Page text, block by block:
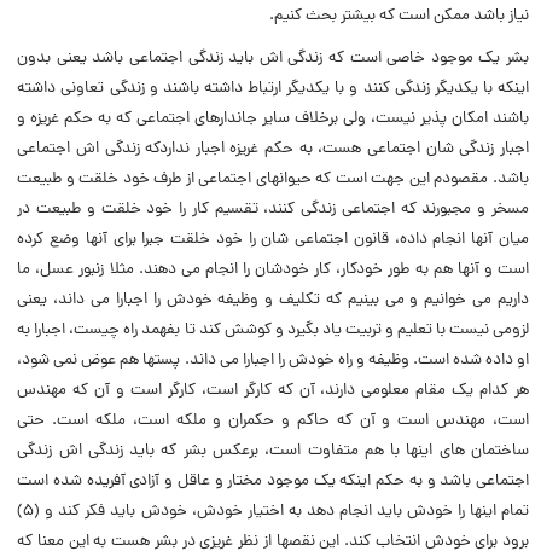
نیاز باشد ممکن است که بیشتر بحث کنیم.
بشر یک موجود خاصى است که زندگى اش باید زندگى اجتماعى باشد یعنى بدون
اینکه با یکدیگر زندگى کنند و با یکدیگر ارتباط داشته باشند و زندگى تعاونى داشته
باشند امکان پذیر نیست، ولى برخلاف سایر جاندارهاى اجتماعى که به حکم غریزه و
اجبار زندگى شان اجتماعى هست، به حکم غریزه اجبار نداردکه زندگى اش اجتماعى
باشد. مقصودم این جهت است که حیوانهاى اجتماعى از طرف خود خلقت و طبیعت
مسخر و مجبورند که اجتماعى زندگى کنند، تقسیم کار را خود خلقت و طبیعت در
میان آنها انجام داده، قانون اجتماعى شان را خود خلقت جبرا براى آنها وضع کرده
است و آنها هم به طور خودکار، کار خودشان را انجام مى دهند. مثلا زنبور عسل، ما
داریم مى خوانیم و مى بینیم که تکلیف و وظیفه خودش را اجبارا مى داند، یعنى
لزومى نیست با تعلیم و تربیت یاد بگیرد و کوشش کند تا بفهمد راه چیست، اجبارا به
او داده شده است. وظیفه و راه خودش را اجبارا مى داند. پستها هم عوض نمى شود،
هر کدام یک مقام معلومى دارند، آن که کارگر است، کارگر است و آن که مهندس
است، مهندس است و آن که حاکم و حکمران و ملکه است، ملکه است. حتى
ساختمان هاى اینها با هم متفاوت است، برعکس بشر که باید زندگى اش زندگى
اجتماعى باشد و به حکم اینکه یک موجود مختار و عاقل و آزادى آفریده شده است
تمام اینها را خودش باید انجام دهد به اختیار خودش، خودش باید فکر کند و (‌۵)
برود براى خودش انتخاب کند. این نقصها از نظر غریزى در بشر هست به این معنا که